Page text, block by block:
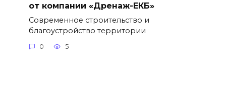
от компании «Дренаж-ЕКБ»
Современное строительство и
благоустройство территории
0 5